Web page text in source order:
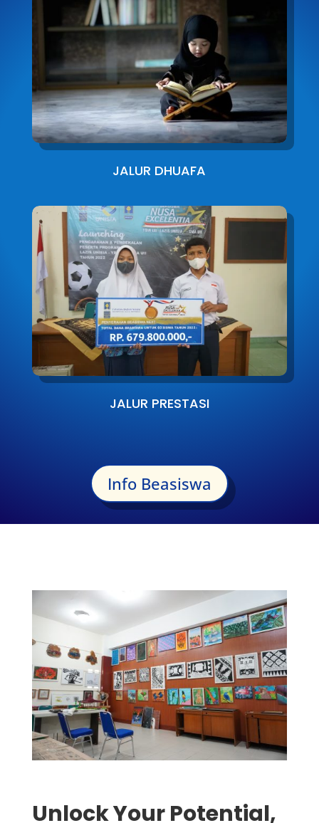
JALUR DHUAFA
JALUR PRESTASI
Info Beasiswa
Unlock Your Potential,